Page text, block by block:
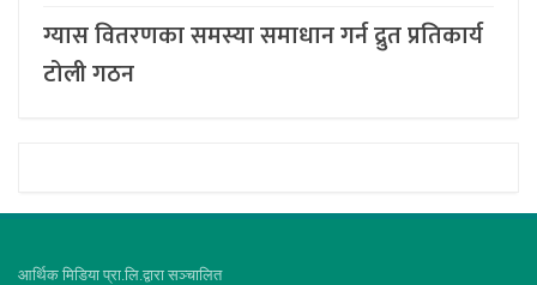
ग्यास वितरणका समस्या समाधान गर्न द्रुत प्रतिकार्य
टोली गठन
आर्थिक मिडिया प्रा.लि.द्वारा सञ्चालित